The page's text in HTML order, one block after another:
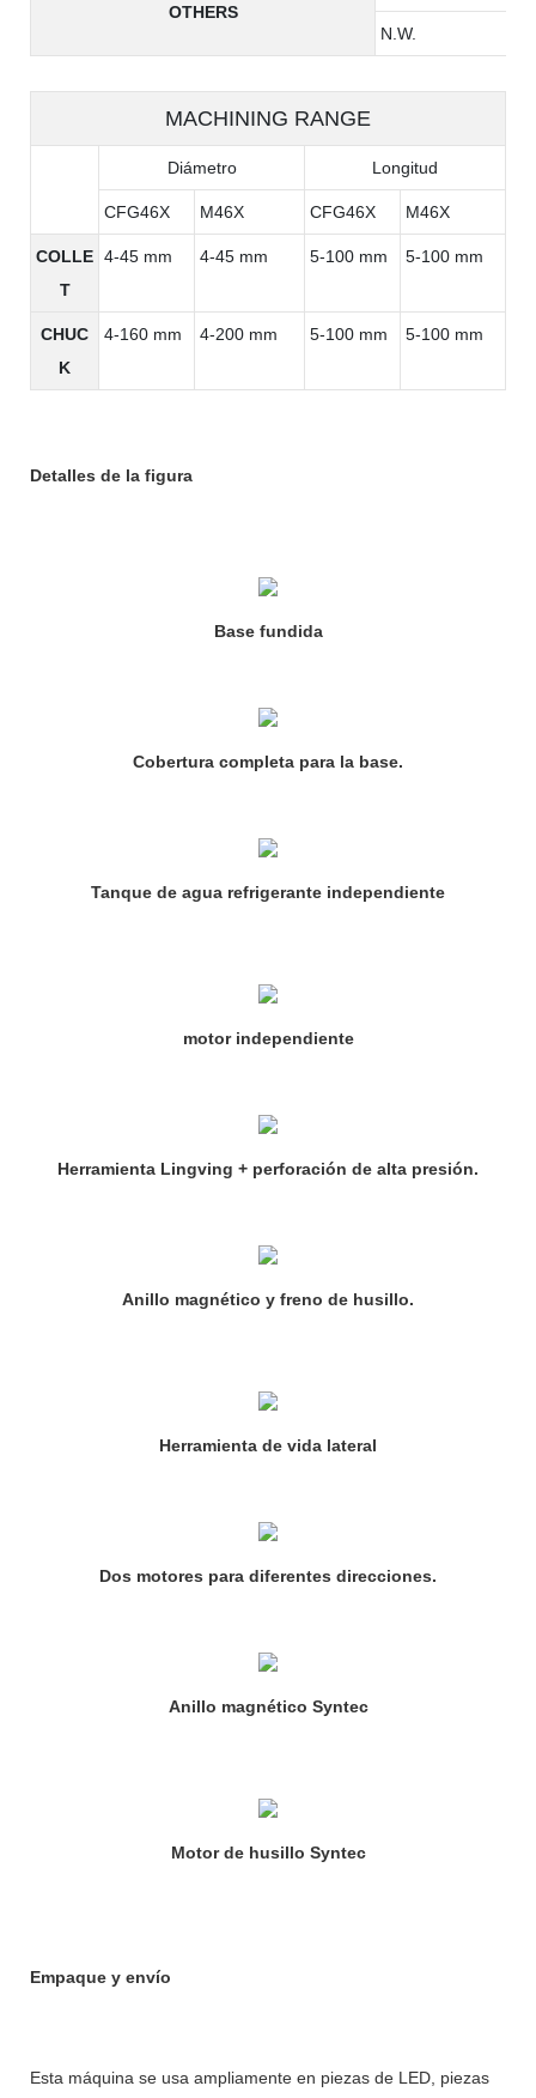
OTHERS
N.W.
MACHINING RANGE
Diámetro Longitud
CFG46X M46X CFG46X M46X
COLLE
T
4-45 mm 4-45 mm 5-100 mm 5-100 mm
CHUC
K
4-160 mm 4-200 mm 5-100 mm 5-100 mm
Detalles de la figura
Base fundida
Cobertura completa para la base.
Tanque de agua refrigerante independiente
motor independiente
Herramienta Lingving + perforación de alta presión.
Anillo magnético y freno de husillo.
Herramienta de vida lateral
Dos motores para diferentes direcciones.
Anillo magnético Syntec
Motor de husillo Syntec
Empaque y envío
Esta máquina se usa ampliamente en piezas de LED, piezas